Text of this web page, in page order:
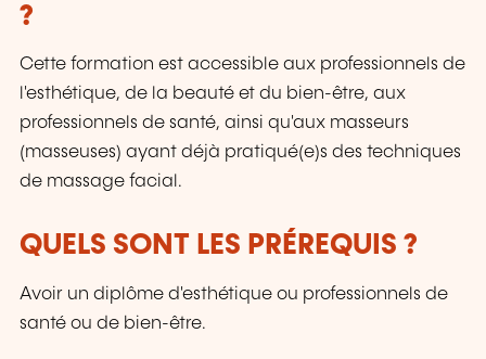
?
Cette formation est accessible aux professionnels de
l'esthétique, de la beauté et du bien-être, aux
professionnels de santé, ainsi qu'aux masseurs
(masseuses) ayant déjà pratiqué(e)s des techniques
de massage facial.
QUELS SONT LES PRÉREQUIS ?
Avoir un diplôme d'esthétique ou professionnels de
santé ou de bien-être.